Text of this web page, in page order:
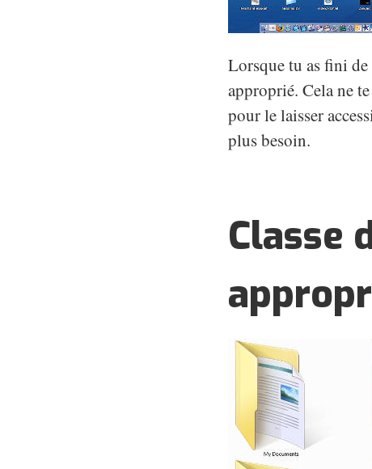
Lorsque tu as fini
approprié. Cela ne
pour le laisser
plus besoin.
Classe